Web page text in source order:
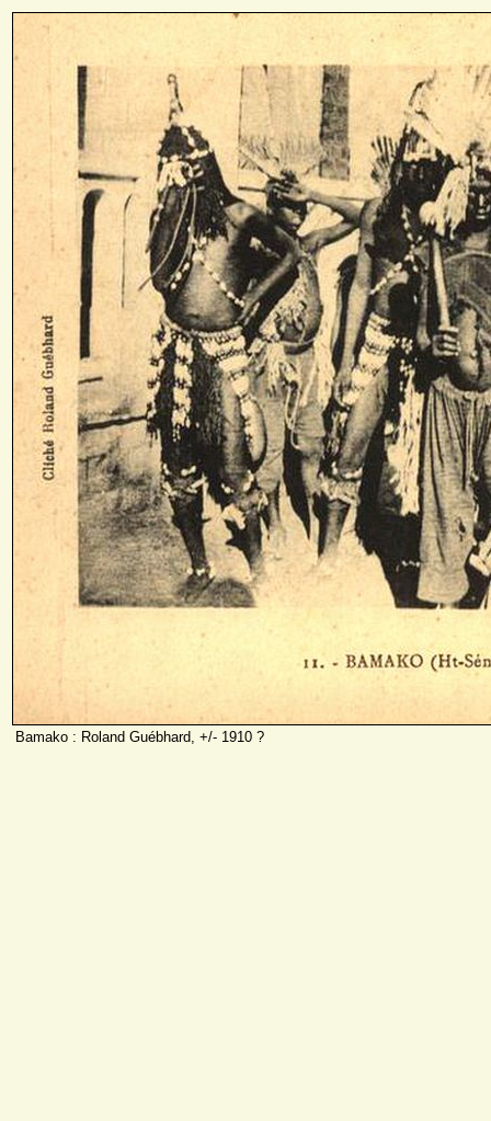
Bamako : Roland Guébhard, +/- 1910 ?